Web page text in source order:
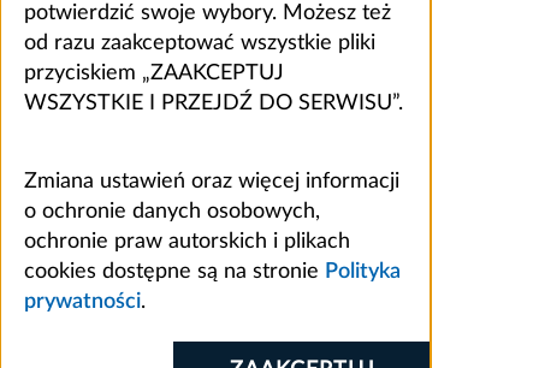
potwierdzić swoje wybory. Możesz też
od razu zaakceptować wszystkie pliki
przyciskiem „ZAAKCEPTUJ
WSZYSTKIE I PRZEJDŹ DO SERWISU”.
Zmiana ustawień oraz więcej informacji
o ochronie danych osobowych,
ochronie praw autorskich i plikach
cookies dostępne są na stronie Polityka
prywatności.